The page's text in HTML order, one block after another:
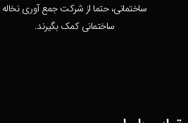
ساختمانی، حتما از شرکت جمع آوری نخاله
ساختمانی کمک بگیرند.